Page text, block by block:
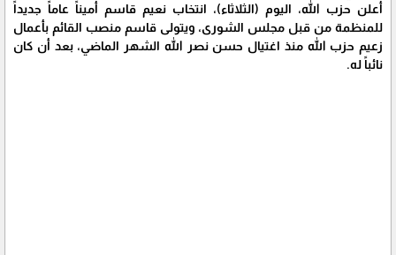
أعلن حزب الله، اليوم (الثلاثاء)، انتخاب نعيم قاسم أميناً عاماً جديداً
للمنظمة من قبل مجلس الشورى، ويتولى قاسم منصب القائم بأعمال
زعيم حزب الله منذ اغتيال حسن نصر الله الشهر الماضي، بعد أن كان
نائباً له.